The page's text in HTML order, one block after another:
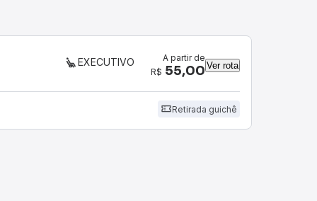
EXECUTIVO
A partir de
R$ 55,00 Ver rota
Retirada guichê